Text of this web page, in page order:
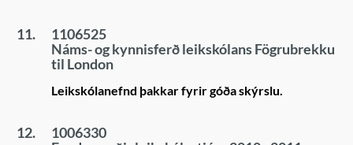
11.
1106525
Náms- og kynnisferð leikskólans Fögrubrekku
til London
Leikskólanefnd þakkar fyrir góða skýrslu.
12.
1006330